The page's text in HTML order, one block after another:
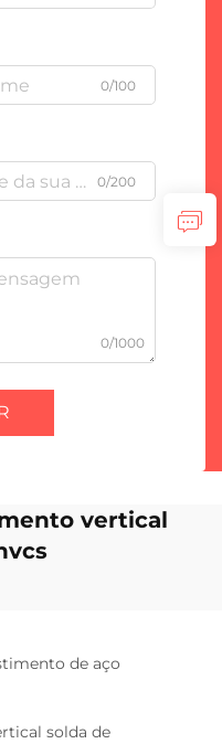
0/100
0/200
0/1000
vertical
de aço
solda de